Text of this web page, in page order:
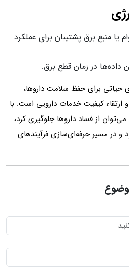
یا منبع برق پشتیبان برای عملکرد
داده‌ها در زمان قطع برق.
حیاتی برای حفظ سلامت داروها،
ارتقاء کیفیت خدمات دارویی است. با
از فساد داروها جلوگیری کرد،
و در مسیر حرفه‌ای‌سازی فرآیندهای